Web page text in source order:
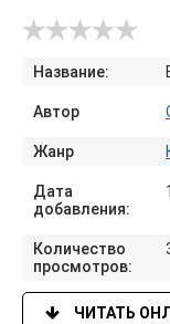
Название:
Автор
Жанр
Дата
добавления:
Количество
просмотров:
ЧИТАТЬ